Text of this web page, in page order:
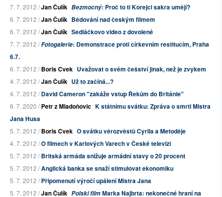
7. 7. 2012 /Jan Čulík Bezmocný: Proč to ti Korejci sakra umějí?
6. 7. 2012 /Jan Čulík Bědování nad českým filmem
6. 7. 2012 /Jan Čulík Sedláčkovo video z dovolené
7. 7. 2012 /Fotogalerie: Demonstrace proti církevním restitucím, Praha
6.7.
6. 7. 2012 /Boris Cvek Uvažovat o svém češství jinak, než je zvykem
4. 7. 2012 /Jan Čulík Už to začíná...?
4. 7. 2012 /David Cameron "zakáže vstup Řekům do Británie"
6. 7. 2020 /Petr z Mladoňovic K státnímu svátku: Zpráva o smrti Mistra
Jana Husa
5. 7. 2012 /Boris Cvek O svátku věrozvěstů Cyrila a Metoděje
4. 7. 2012 /O filmech v Karlových Varech v České televizi
5. 7. 2012 /Britská armáda snižuje armádní stavy o 20 procent
5. 7. 2012 /Anglická banka se snaží stimulovat ekonomiku
5. 7. 2012 /Připomenutí výročí upálení Mistra Jana
5. 7. 2012 /Jan Čulík Polski filmMarka Najbrta: nekonečné hraní na